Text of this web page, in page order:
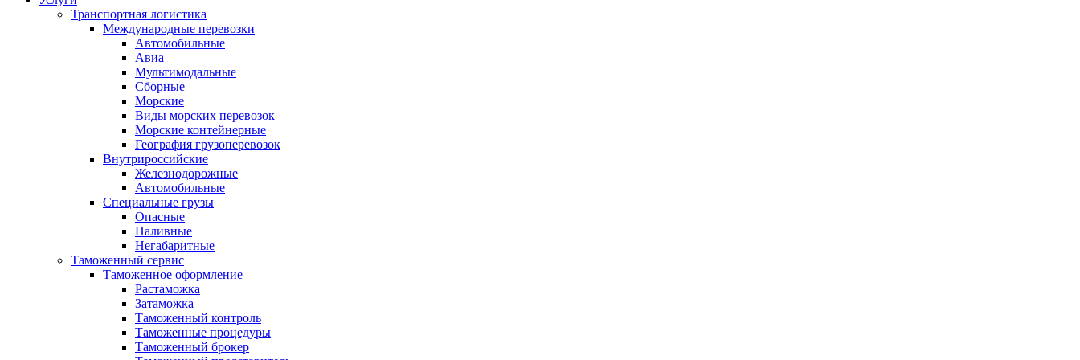
Транспортная логистика
Международные перевозки
Автомобильные
Авиа
Мультимодальные
Сборные
Морские
Виды морских перевозок
Морские контейнерные
География грузоперевозок
Внутрироссийские
Железнодорожные
Автомобильные
Специальные грузы
Опасные
Наливные
Негабаритные
Таможенный сервис
Таможенное оформление
Растаможка
Затаможка
Таможенный контроль
Таможенные процедуры
Таможенный брокер